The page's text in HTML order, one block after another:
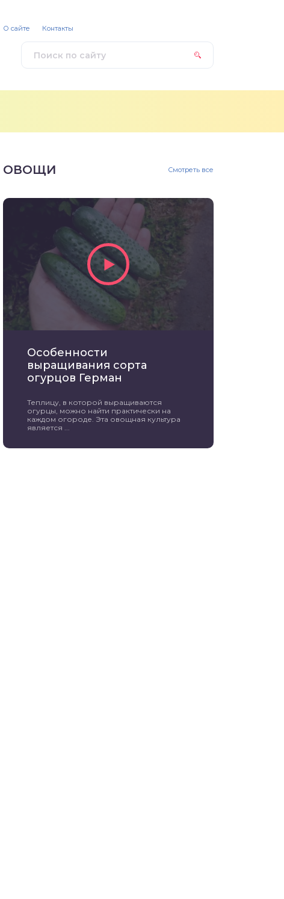
О сайте Контакты
ОВОЩИ Смотреть все
Особенности
выращивания сорта
огурцов Герман
Теплицу, в которой выращиваются
огурцы, можно найти практически на
каждом огороде. Эта овощная культура
является ...